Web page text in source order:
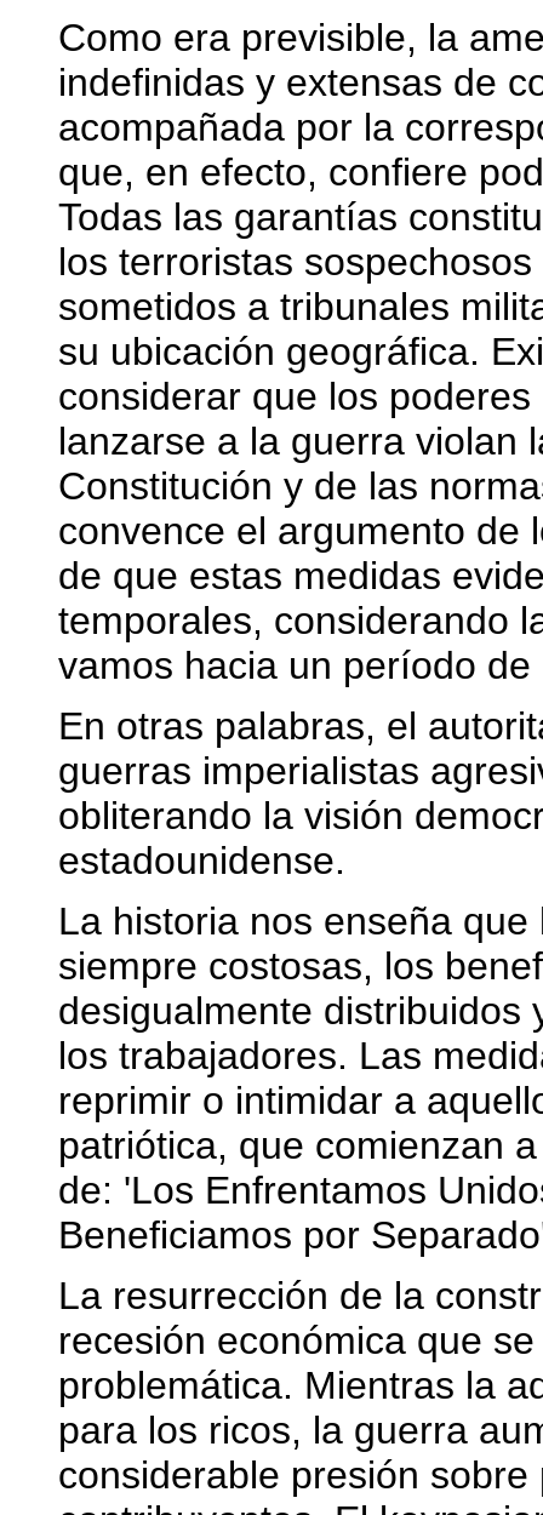
Como era previsible, la
indefinidas y extensas de
acompañada por la
que, en efecto, confiere
Todas las garantías
los terroristas
sometidos a tribunales
su ubicación geográfica.
considerar que los
lanzarse a la guerra violan
Constitución y de las
convence el argumento de
de que estas medidas
temporales, considerando
vamos hacia un período
En otras palabras, el
guerras imperialistas
obliterando la visión
estadounidense.
La historia nos enseña
siempre costosas, los
desigualmente distribuidos
los trabajadores. Las
reprimir o intimidar a
patriótica, que comienzan
de: 'Los Enfrentamos
Beneficiamos por
La resurrección de la
recesión económica que
problemática. Mientras la
para los ricos, la guerra
considerable presión